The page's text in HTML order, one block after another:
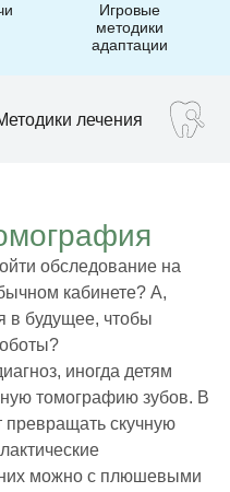
Игровые
методики
адаптации
лечения
обследование на
кабинете? А,
в будущее, чтобы
иногда детям
томографию зубов. В
скучную
них можно с плюшевыми